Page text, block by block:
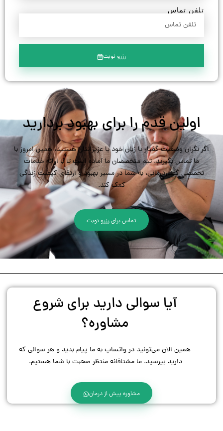
تلفن تماس
رزرو نوبت
اولین قدم را برای بهبود بردارید
اگر نگران وضعیت گفتار یا زبان خود یا عزیزانتان هستید، همین امروز با
ما تماس بگیرید. تیم متخصصان ما آماده است تا با ارائه خدمات
تخصصی گفتاردرمانی، به شما در مسیر بهبود و ارتقای کیفیت زندگی
کمک کند.
تماس برای رزرو نوبت
آیا سوالی دارید برای شروع
مشاوره؟
همین الان می‌تونید در واتساپ به ما پیام بدید و هر سوالی که
دارید بپرسید. ما مشتاقانه منتظر صحبت با شما هستیم.
مشاوره پیش از درمان